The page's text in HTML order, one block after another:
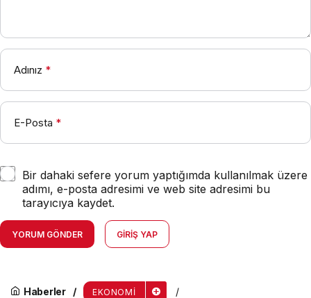
Adınız *
E-Posta *
Bir dahaki sefere yorum yaptığımda kullanılmak üzere
adımı, e-posta adresimi ve web site adresimi bu
tarayıcıya kaydet.
YORUM GÖNDER GIRIŞ YAP
Haberler EKONOMI